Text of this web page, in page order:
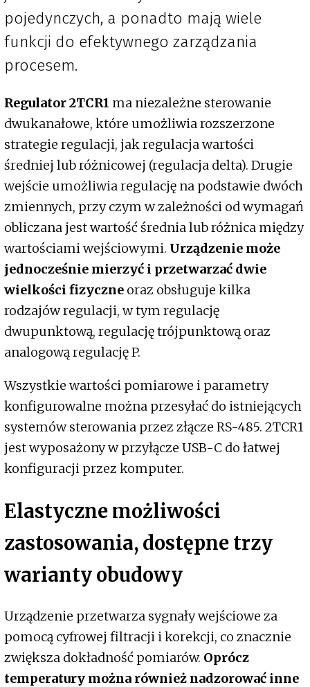
pojedynczych, a ponadto mają wiele
funkcji do efektywnego zarządzania
procesem.
Regulator 2TCR1 ma niezależne sterowanie
dwukanałowe, które umożliwia rozszerzone
strategie regulacji, jak regulacja wartości
średniej lub różnicowej (regulacja delta). Drugie
wejście umożliwia regulację na podstawie dwóch
zmiennych, przy czym w zależności od wymagań
obliczana jest wartość średnia lub różnica między
wartościami wejściowymi. Urządzenie może
jednocześnie mierzyć i przetwarzać dwie
wielkości fizyczne oraz obsługuje kilka
rodzajów regulacji, w tym regulację
dwupunktową, regulację trójpunktową oraz
analogową regulację P.
Wszystkie wartości pomiarowe i parametry
konfigurowalne można przesyłać do istniejących
systemów sterowania przez złącze RS-485. 2TCR1
jest wyposażony w przyłącze USB-C do łatwej
konfiguracji przez komputer.
Elastyczne możliwości
zastosowania, dostępne trzy
warianty obudowy
Urządzenie przetwarza sygnały wejściowe za
pomocą cyfrowej filtracji i korekcji, co znacznie
zwiększa dokładność pomiarów. Oprócz
temperatury można również nadzorować inne